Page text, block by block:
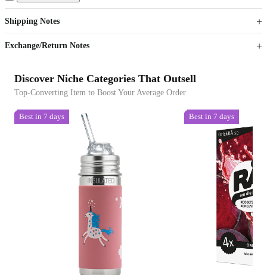
Sign up to your membership to get coupons up to
Opportunity to enjoy order discount up to 15% off
Shipping Notes
Exchange/Return Notes
Discover Niche Categories That Outsell
Top-Converting Item to Boost Your Average Order
Best in 7 days Best in 7 days